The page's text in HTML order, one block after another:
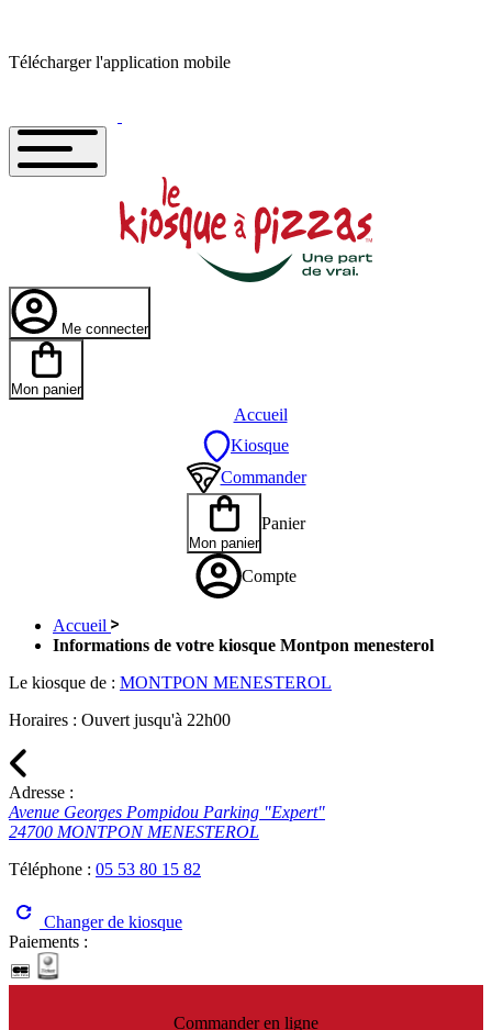
Télécharger l'application mobile
Me connecter
Mon panier
Accueil
Kiosque
Commander
Mon panier
Panier
Compte
Accueil
Informations de votre kiosque Montpon menesterol
Le kiosque de : MONTPON MENESTEROL
Horaires : Ouvert jusqu'à 22h00
Adresse :
Avenue Georges Pompidou Parking "Expert"
24700 MONTPON MENESTEROL
Téléphone : 05 53 80 15 82
Changer de kiosque
Paiements :
Commander en ligne